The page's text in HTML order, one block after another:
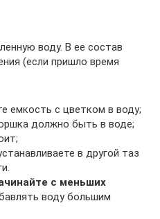
воду. В ее состав
(если пришло время
емкость с цветком в воду;
должно быть в воде;
в другой таз
с меньших
воду большим